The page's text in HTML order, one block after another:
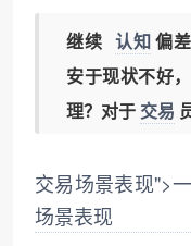
继续 认知偏
安于现状不好
理？对于 交易
交易场景表现">
场景表现